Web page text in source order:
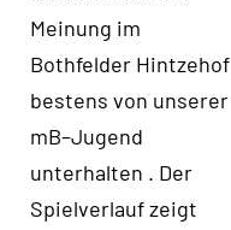
Meinung im
Bothfelder Hintzehof
bestens von unserer
mB–Jugend
unterhalten . Der
Spielverlaufzeigt